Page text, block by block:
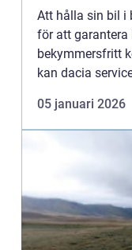
Att hålla sin bil i
för att
bekymmersfritt
kan dacia
05 januari 2026